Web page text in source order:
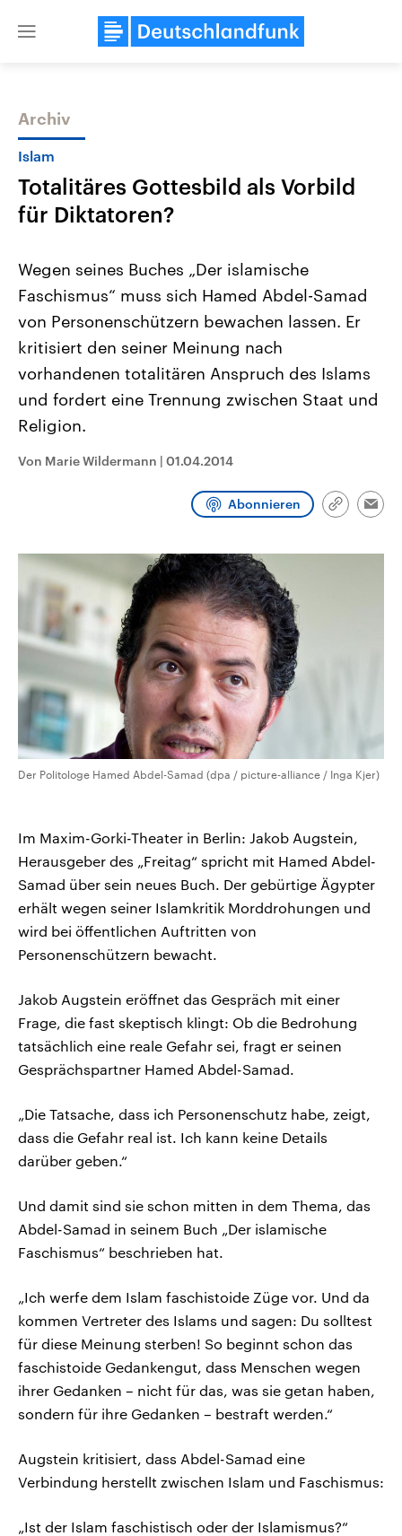
Close
Themen
Landtagswahl Sachsen-Anhalt
2026
Alle Informationen
Sachsen-Anhalt wählt am 6.
September 2026 einen neuen
Landtag. Seit 2021 wird das
Bundesland von einer Koalition aus
Umfragen, Prognosen,
und Hintergründe zu den Parteien
und Kandidaten der anstehenden
USA
Aktuelle Beiträge,
Hintergründe
Wirtschaftlich und
gehören die Vereinigten
den mächtigsten Ländern
mit großem Einfluss auf
Sendungen Programm Podcasts
Archiv
Islam
Totalitäres Gottesbild als Vorbild
für Diktatoren?
Wegen seines Buches „Der islamische
Faschismus“ muss sich Hamed Abdel-Samad
von Personenschützern bewachen lassen. Er
kritisiert den seiner Meinung nach
vorhandenen totalitären Anspruch des Islams
und fordert eine Trennung zwischen Staat und
Religion.
Von Marie Wildermann | 01.04.2014
Abonnieren
Link
Der Politologe Hamed Abdel-Samad (dpa / picture-alliance / Inga Kjer)
Im Maxim-Gorki-Theater in Berlin: Jakob Augstein,
Herausgeber des „Freitag“ spricht mit Hamed Abdel-
Samad über sein neues Buch. Der gebürtige Ägypter
erhält wegen seiner Islamkritik Morddrohungen und
wird bei öffentlichen Auftritten von
Personenschützern bewacht.
Jakob Augstein eröffnet das Gespräch mit einer
Frage, die fast skeptisch klingt: Ob die Bedrohung
tatsächlich eine reale Gefahr sei, fragt er seinen
Gesprächspartner Hamed Abdel-Samad.
„Die Tatsache, dass ich Personenschutz habe, zeigt,
dass die Gefahr real ist. Ich kann keine Details
darüber geben.“
Und damit sind sie schon mitten in dem Thema, das
Abdel-Samad in seinem Buch „Der islamische
Faschismus“ beschrieben hat.
„Ich werfe dem Islam faschistoide Züge vor. Und da
kommen Vertreter des Islams und sagen: Du solltest
für diese Meinung sterben! So beginnt schon das
faschistoide Gedankengut, dass Menschen wegen
ihrer Gedanken – nicht für das, was sie getan haben,
sondern für ihre Gedanken – bestraft werden.“
Augstein kritisiert, dass Abdel-Samad eine
Verbindung herstellt zwischen Islam und Faschismus:
„Ist der Islam faschistisch oder der Islamismus?“